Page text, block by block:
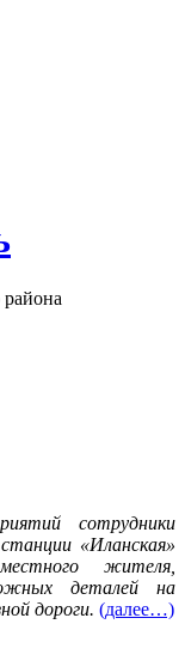
сотрудники
«Иланская»
жителя,
деталей на
дороги. (далее…)